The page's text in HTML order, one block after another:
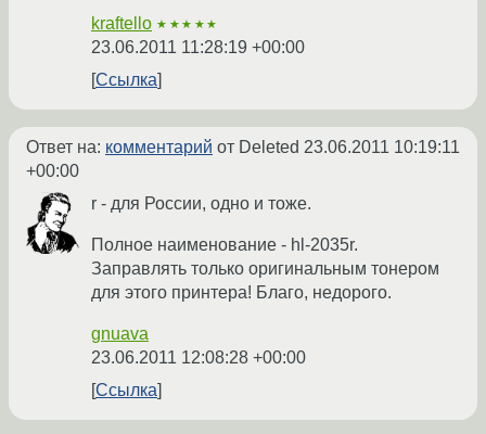
kraftello ★★★★★
23.06.2011 11:28:19 +00:00
Ссылка
Ответ на: комментарий от Deleted 23.06.2011 10:19:11
+00:00
r - для России, одно и тоже.
Полное наименование - hl-2035r.
Заправлять только оригинальным тонером
для этого принтера! Благо, недорого.
gnuava
23.06.2011 12:08:28 +00:00
Ссылка